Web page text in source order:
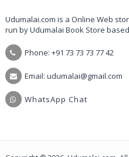
Udumalai.com is a Online Web
run by Udumalai Book Store
Phone: +91 73 73 73 77 42
Email: udumalai@gmail.com
WhatsApp Chat